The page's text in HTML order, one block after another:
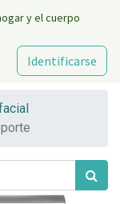
y el cuerpo
Identificarse